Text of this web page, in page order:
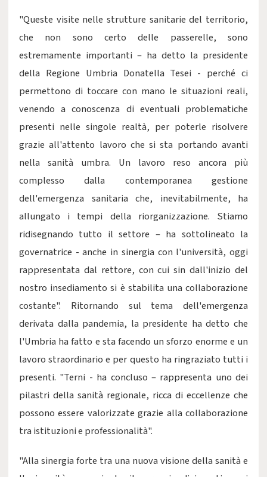
"Queste visite nelle strutture sanitarie del territorio,
che non sono certo delle passerelle, sono
estremamente importanti – ha detto la presidente
della Regione Umbria Donatella Tesei - perché ci
permettono di toccare con mano le situazioni reali,
venendo a conoscenza di eventuali problematiche
presenti nelle singole realtà, per poterle risolvere
grazie all'attento lavoro che si sta portando avanti
nella sanità umbra. Un lavoro reso ancora più
complesso dalla contemporanea gestione
dell'emergenza sanitaria che, inevitabilmente, ha
allungato i tempi della riorganizzazione. Stiamo
ridisegnando tutto il settore – ha sottolineato la
governatrice - anche in sinergia con l'università, oggi
rappresentata dal rettore, con cui sin dall'inizio del
nostro insediamento si è stabilita una collaborazione
costante". Ritornando sul tema dell'emergenza
derivata dalla pandemia, la presidente ha detto che
l'Umbria ha fatto e sta facendo un sforzo enorme e un
lavoro straordinario e per questo ha ringraziato tutti i
presenti. "Terni - ha concluso – rappresenta uno dei
pilastri della sanità regionale, ricca di eccellenze che
possono essere valorizzate grazie alla collaborazione
tra istituzioni e professionalità".
"Alla sinergia forte tra una nuova visione della sanità e